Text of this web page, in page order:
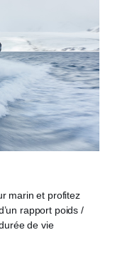
marin et profitez
rapport poids /
de vie